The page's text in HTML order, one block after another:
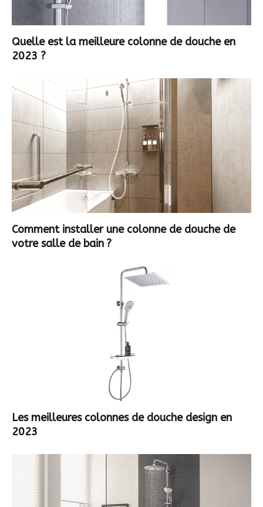
Quelle est la meilleure colonne de douche en
2023 ?
Comment installer une colonne de douche de
votre salle de bain ?
Les meilleures colonnes de douche design en
2023